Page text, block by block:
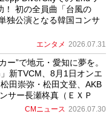
！ 初の全員曲「台風の
独公演となる韓国コンサ
エンタメ 2026.07.31
ー”で地元・愛知に夢を。
新TVCM、8月1日オンエ
田崇弥・松田文登、AKB
サー長瀬柊真（ＥＸＰ
CMニュース 2026.07.30